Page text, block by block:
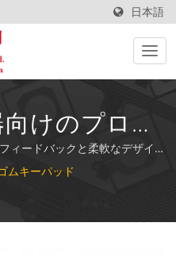
日本語
けのプロフ
リコンゴムキ
ション
ィードバックと柔軟なデザイ
ンゴムキーパッドの専門メー
ムキーパッド